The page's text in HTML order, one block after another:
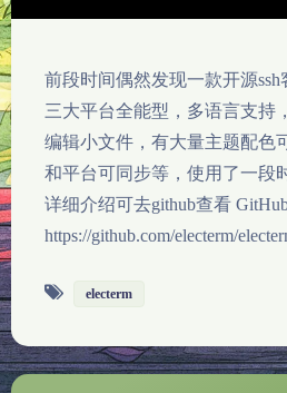
夜间模式
关闭
前段时间偶然发现一款开源
三大平台全能型，多语言支持
编辑小文件，有大量主题配色
和平台可同步等，使用了一段
详细介绍可去github查看
https://github.com/electerm/
electerm